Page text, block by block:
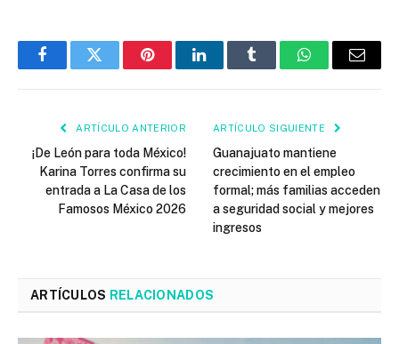
FacebookTwitter PinterestLinkedInTumblr WhatsAppEmail
ARTÍCULO ANTERIOR
¡De León para toda México!
Karina Torres confirma su
entrada a La Casa de los
Famosos México 2026
ARTÍCULO SIGUIENTE
Guanajuato mantiene
crecimiento en el empleo
formal; más familias acceden
a seguridad social y mejores
ingresos
ARTÍCULOS RELACIONADOS